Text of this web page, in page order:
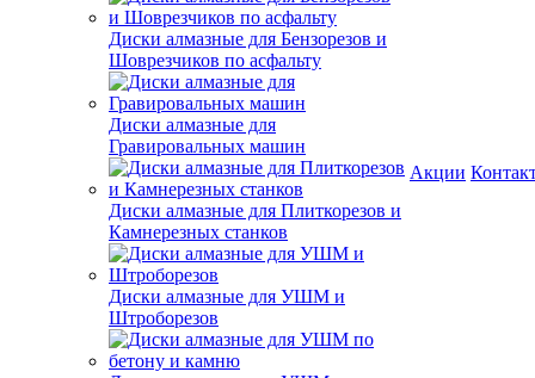
Диски алмазные для Бензорезов и
Шоврезчиков по асфальту
Диски алмазные для
Гравировальных машин
Диски алмазные для Плиткорезов и
Камнерезных станков
Диски алмазные для УШМ и
Штроборезов
Акции